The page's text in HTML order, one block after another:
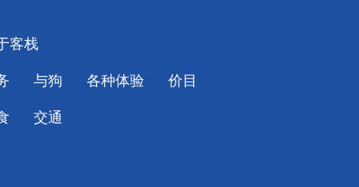
客栈
与狗 各种体验 价目
交通